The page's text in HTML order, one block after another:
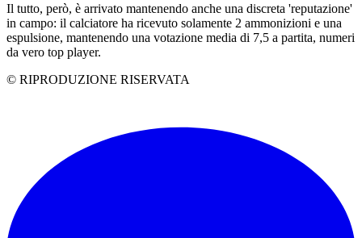
Il tutto, però, è arrivato mantenendo anche una discreta 'reputazione'
in campo: il calciatore ha ricevuto solamente 2 ammonizioni e una
espulsione, mantenendo una votazione media di 7,5 a partita, numeri
da vero top player.
© RIPRODUZIONE RISERVATA